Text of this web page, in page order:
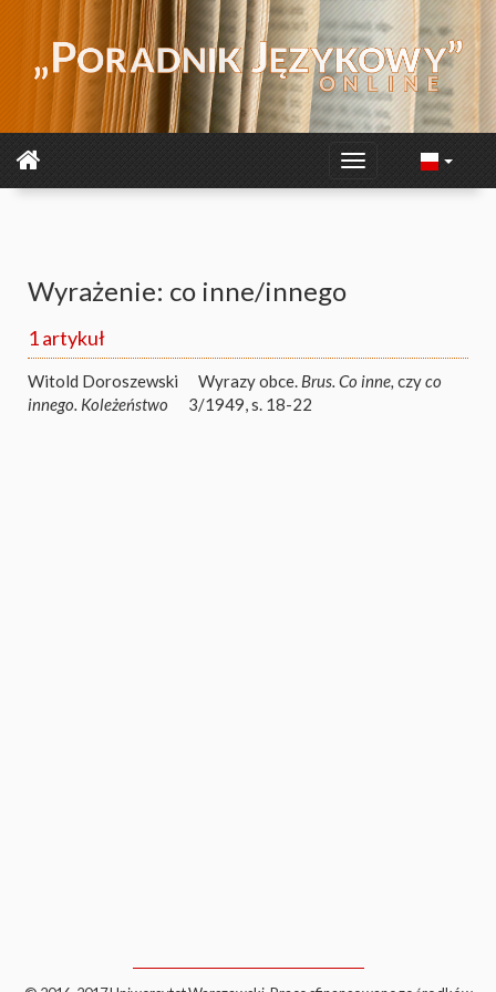
Wyrażenie: co inne/innego
1 artykuł
Witold Doroszewski Wyrazy obce. Brus. Co inne, czyco
innego. Koleżeństwo
3/1949, s. 18-22